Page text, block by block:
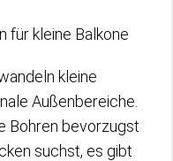
kleine
Außenbereiche.
Bohren bevorzugst
suchst, es gibt